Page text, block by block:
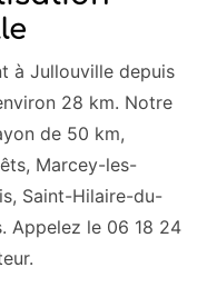
à Jullouville depuis
28 km. Notre
de 50 km,
Marcey-les-
Saint-Hilaire-du-
Appelez le 06 18 24